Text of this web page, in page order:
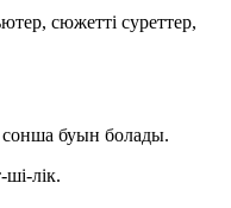
сюжетті суреттер,
сонша буын болады.
ші-лік.